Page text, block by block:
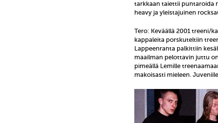
tarkkaan taiettii puntaroida
heavy ja yleistajuinen
Tero: Keväällä 2001 treeni/
kappaleita porskuteltiin
Lappeenranta palkittiin
maailman pelottavin juttu
pimeällä Lemille
makoisasti mieleen.